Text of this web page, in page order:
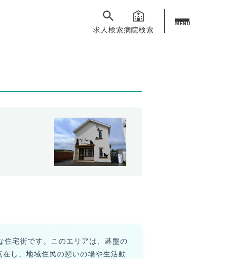
求人検索病院検索
MENU
住宅街です。このエリアは、碁盤の
し、地域住民の憩いの場や生活動